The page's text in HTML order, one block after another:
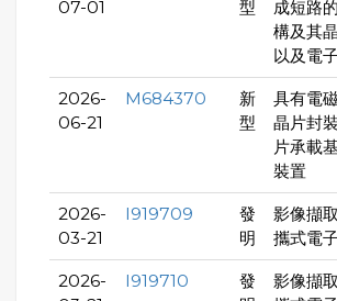
07-01
型
成短路
構及其
以及電
2026-
06-21
M684370
新
型
具有電
晶片封
片承載
裝置
2026-
03-21
I919709
發
明
影像擷
攜式電
2026-
I919710
發
影像擷